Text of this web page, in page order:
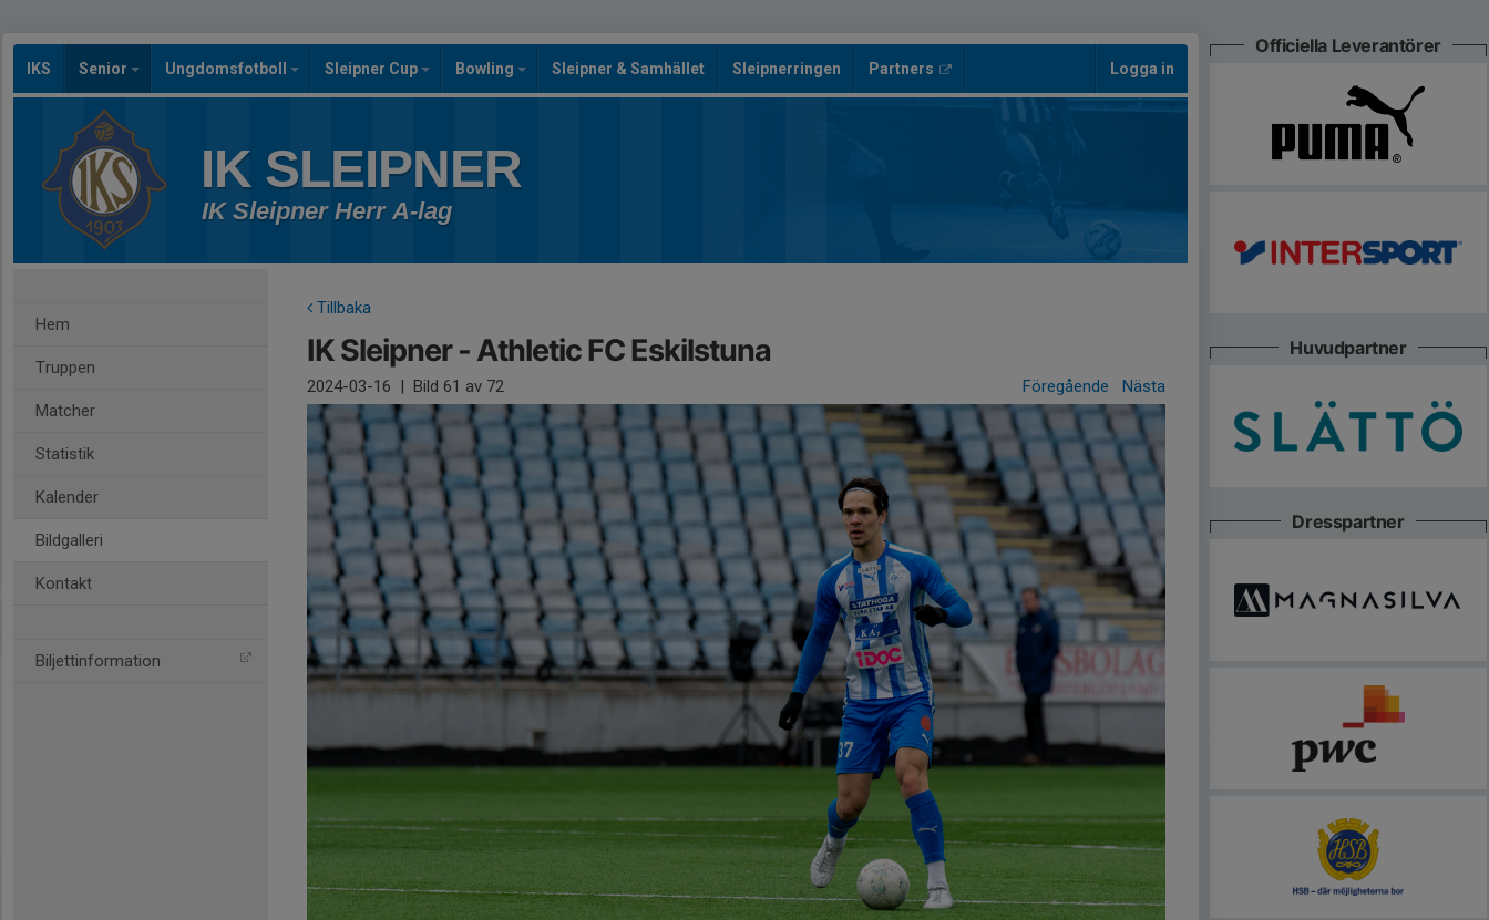
IKS Senior Ungdomsfotboll Sleipner Cup Bowling Sleipner & Samhället Sleipnerringen Partners Logga in
IK SLEIPNER
IK Sleipner Herr A-lag
Hem
Truppen
Matcher
Statistik
Kalender
Bildgalleri
Kontakt
Biljettinformation
Tillbaka
IK Sleipner - Athletic FC Eskilstuna
2024-03-16 | Bild 61 av 72 Föregående Nästa
Officiella Leverantörer
Huvudpartner
Dresspartner